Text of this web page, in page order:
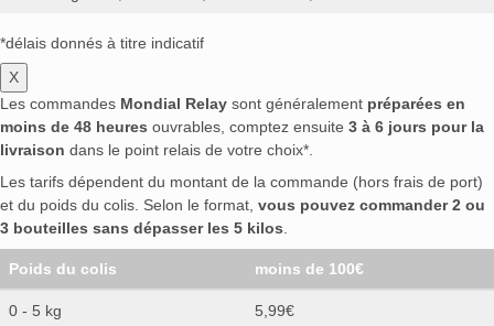
*délais donnés à titre indicatif
X
Les commandes Mondial Relay sont généralement préparées en
moins de 48 heures ouvrables, comptez ensuite 3 à 6 jours pour la
livraison dans le point relais de votre choix*.
Les tarifs dépendent du montant de la commande (hors frais de port)
et du poids du colis. Selon le format, vous pouvez commander 2 ou
3 bouteilles sans dépasser les 5 kilos
Poids du colis moins de 100€
0 - 5 kg 5,99€